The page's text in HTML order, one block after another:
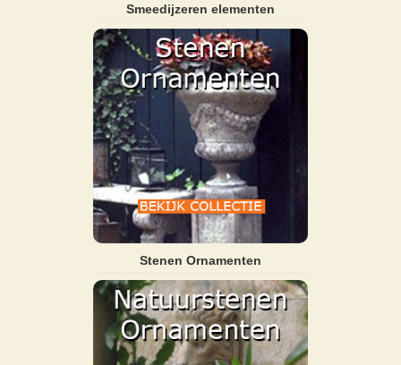
Smeedijzeren elementen
Stenen Ornamenten